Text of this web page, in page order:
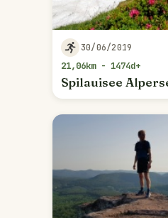
30/06/2019
21,06km - 1474d+
Spilauisee